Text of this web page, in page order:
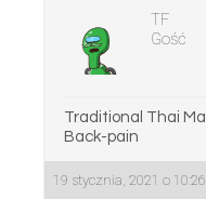
TF
Gość
Traditional Thai
Back-pain
19 stycznia, 2021 o